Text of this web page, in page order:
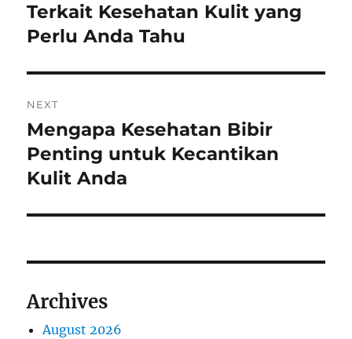
post:
Terkait Kesehatan Kulit yang
Perlu Anda Tahu
NEXT
Next
post:
Mengapa Kesehatan Bibir
Penting untuk Kecantikan
Kulit Anda
Archives
August 2026